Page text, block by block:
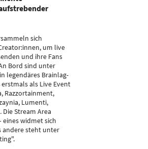
sich
um live
und ihre Fans
Bord sind unter
legendäres Brainlag-
erstmals als Live Event
Razzortainment,
Lumenti,
Die Stream Area
eines widmet sich
andere steht unter